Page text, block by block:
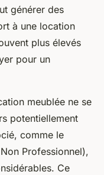
générer des
à une location
plus élevés
pour un
meublée ne se
potentiellement
comme le
Professionnel),
Ce